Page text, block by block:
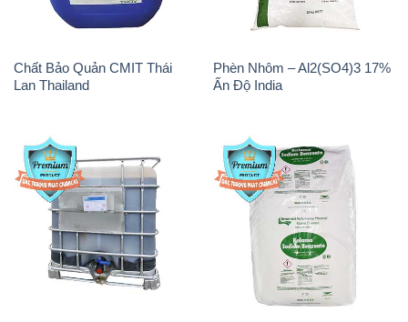
Chất Bảo Quản CMIT Thái
Lan Thailand
Phèn Nhôm – Al2(SO4)3 17%
Ấn Độ India